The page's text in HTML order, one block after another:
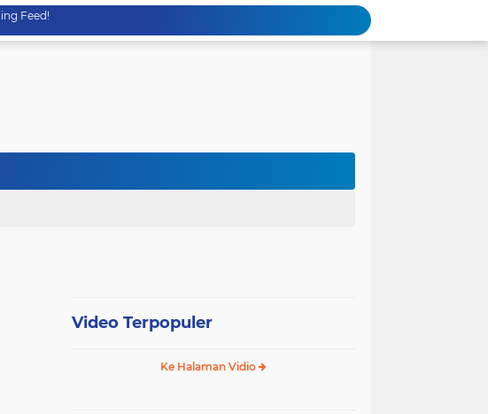
Feed!
Video Terpopuler
Ke Halaman Vidio